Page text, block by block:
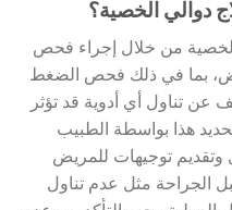
دوالي الخصية؟
الخصية من خلال إجراء فحص
بما في ذلك فحص الضغط
عن تناول أي أدوية قد تؤثر
هذا بواسطة الطبيب
وتقديم توجيهات للمريض
الجراحة مثل عدم تناول